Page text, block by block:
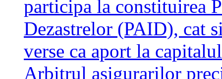
participa la constituirea
Dezastrelor (PAID), cat
verse ca aport la
Arbitrul asigurarilor